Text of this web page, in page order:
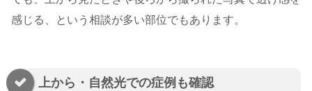
感じる、という相談が多い部位でもあります。
上から・自然光での症例も確認